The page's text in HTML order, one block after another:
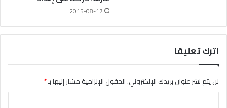
2015-08-17
اترك تعليقاً
لن يتم نشر عنوان بريدك الإلكتروني.الحقول الإلزامية مشار إليها بـ*